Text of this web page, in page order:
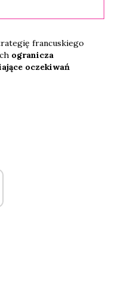
francuskiego
ogranicza
oczekiwań